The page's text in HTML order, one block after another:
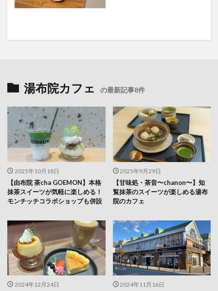
湯布院カフェ の最新記事8件
2025年10月18日
【由布院 茶cha GOEMON】本格
抹茶スイーツが気軽に楽しめる！
モンチッチコラボショップも併設
2025年9月29日
【甘味処・茶音〜chanon〜】知
覧抹茶のスイーツが楽しめる湯布
院のカフェ
2024年12月24日 2024年11月16日